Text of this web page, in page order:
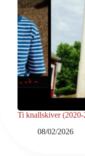
Ti knallskiver (2020-
08/02/2026